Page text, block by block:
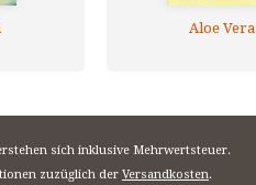
Aloe Vera
sich inklusive Mehrwertsteuer.
zuzüglich der Versandkosten.